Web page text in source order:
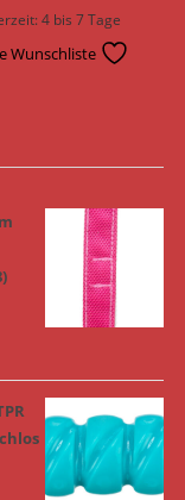
4 bis 7 Tage
Wunschliste